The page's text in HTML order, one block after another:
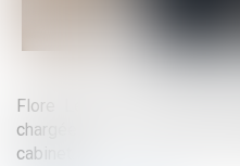
Flore Leclerc est
chargée de la gestion
cabinet.